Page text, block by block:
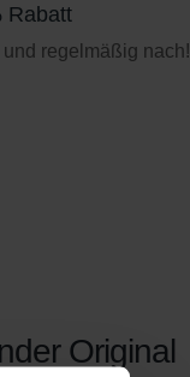
Rabatt
regelmäßig nach!
Original